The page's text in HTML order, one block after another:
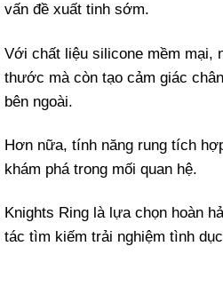
vấn đề xuất tinh sớm.
Với chất liệu silicone mềm mại,
thước mà còn tạo cảm giác
bên ngoài.
Hơn nữa, tính năng rung tích
khám phá trong mối quan hệ.
Knights Ring là lựa chọn hoàn
tác tìm kiếm trải nghiệm tình